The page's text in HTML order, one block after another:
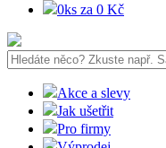
0ks za 0 Kč
Akce a slevy
Jak ušetřit
Pro firmy